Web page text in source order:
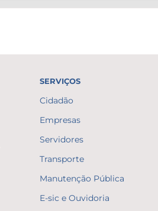
SERVIÇOS
Cidadão
Empresas
Servidores
Transporte
Manutenção Pública
E-sic e Ouvidoria